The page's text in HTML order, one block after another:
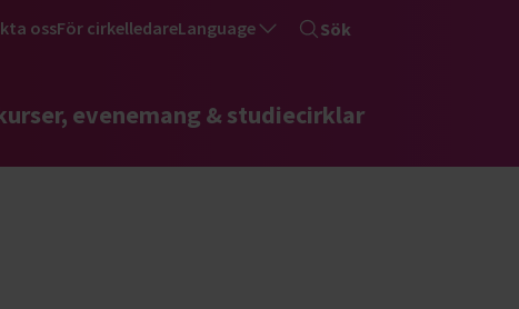
ossFör cirkelledareLanguage Sök
evenemang & studiecirklar